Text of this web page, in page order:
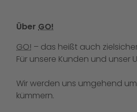
Über GO!
GO! – das heißt auch
Für unsere Kunden und unser
Wir werden uns umgehend
kümmern.